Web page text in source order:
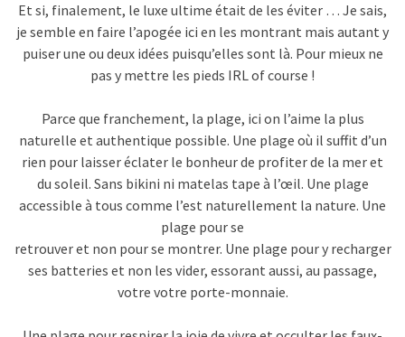
Et si, finalement, le luxe ultime était de les éviter … Je sais,
je semble en faire l’apogée ici en les montrant mais autant y
puiser une ou deux idées puisqu’elles sont là. Pour mieux ne
pas y mettre les pieds IRL of course !
Parce que franchement, la plage, ici on l’aime la plus
naturelle et authentique possible. Une plage où il suffit d’un
rien pour laisser éclater le bonheur de profiter de la mer et
du soleil. Sans bikini ni matelas tape à l’œil. Une plage
accessible à tous comme l’est naturellement la nature. Une
plage pour se
retrouver et non pour se montrer. Une plage pour y recharger
ses batteries et non les vider, essorant aussi, au passage,
votre votre porte-monnaie.